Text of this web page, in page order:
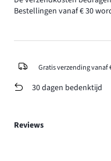
Bestellingen vanaf € 30
Gratis verzending vanaf
30 dagen bedenktijd
Reviews